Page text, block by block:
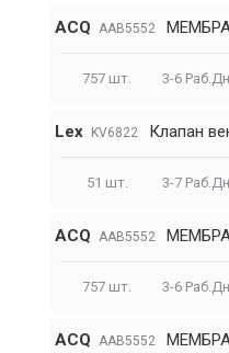
ACQ AAB5552
757 шт. 3-6
Lex KV6822 Клапан
51 шт. 3-7
ACQ AAB5552
757 шт. 3-6
ACQ AAB5552